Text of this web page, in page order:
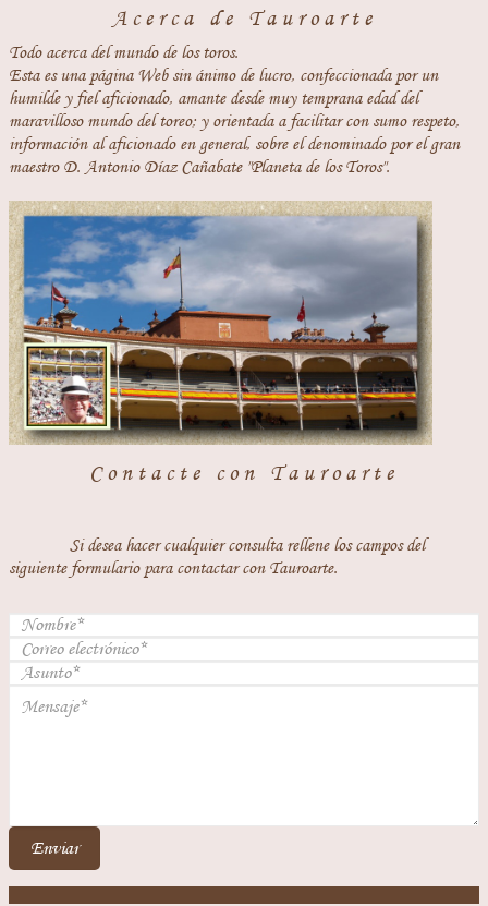
Acerca de Tauroarte
Todo acerca del mundo de los toros.
Esta es una página Web sin ánimo de lucro, confeccionada por un
humilde y fiel aficionado, amante desde muy temprana edad del
maravilloso mundo del toreo; y orientada a facilitar con sumo respeto,
información al aficionado en general, sobre el denominado por el gran
maestro D. Antonio Díaz Cañabate "Planeta de los Toros".
Contacte con Tauroarte
Si desea hacer cualquier consulta rellene los campos del
siguiente formulario para contactar con Tauroarte.
Enviar